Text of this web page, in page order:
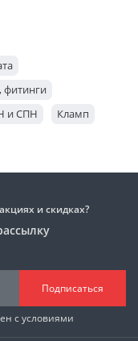
фитинги
и СПН
Кламп
и скидках?
Подписаться
с условиями